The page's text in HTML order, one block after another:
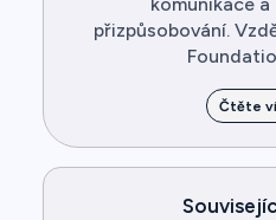
přizpůsobování.
Čtěte